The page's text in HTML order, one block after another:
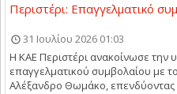
Περιστέρι: Επαγγελματικό
31 Ιουλίου 2026 01:03
Η ΚΑΕ Περιστέρι ανακοίνωσε την
επαγγελματικού συμβολαίου με
Αλέξανδρο Θωμάκο, επενδύοντας